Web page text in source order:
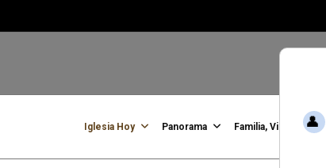
Iglesia Hoy Panorama Familia, Vida,